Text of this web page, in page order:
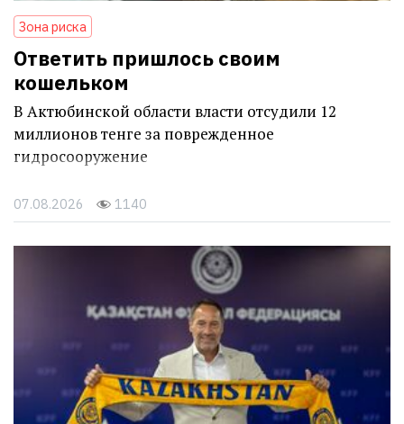
Зона риска
Ответить пришлось своим
кошельком
В Актюбинской области власти отсудили 12
миллионов тенге за поврежденное
гидросооружение
07.08.2026 1140